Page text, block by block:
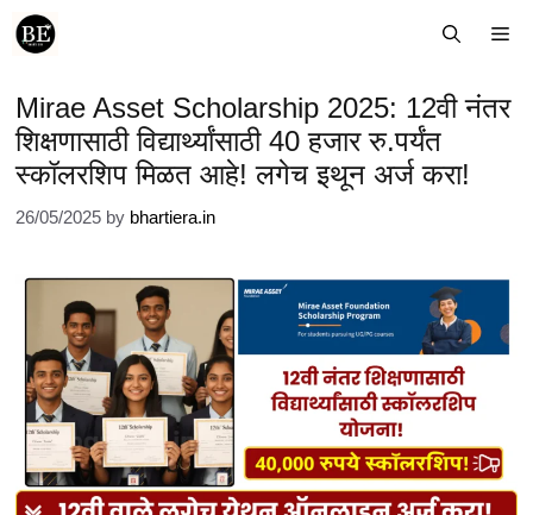
Skip
Mirae Asset Scholarship 2025: 12वी नंतर
शिक्षणासाठी विद्यार्थ्यांसाठी 40 हजार रु.पर्यंत
स्कॉलरशिप मिळत आहे! लगेच इथून अर्ज करा!
26/05/2025 by bhartiera.in